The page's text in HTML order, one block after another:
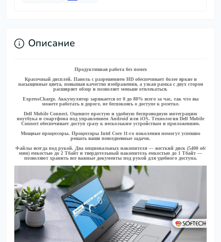
Описание
Продуктивная работа без помех
Красочный дисплей. Панель с разрешением HD обеспечивает более яркие и
насыщенные цвета, повышая качество изображения, а узкая рамка с двух сторон
расширяет обзор и позволяет меньше отвлекаться.
ExpressCharge. Аккумулятор заряжается от 0 до 80% всего за час, так что вы
можете работать в дороге, не беспокоясь о доступе к розетке.
Dell Mobile Connect. Оцените простую и удобную беспроводную интеграцию
ноутбука и смартфона под управлением Android или iOS. Технология Dell Mobile
Connect обеспечивает доступ сразу к нескольким устройствам и приложениям.
Мощные процессоры. Процессоры Intel Core 11-го поколения помогут успешно
решать ваши повседневные задачи.
Файлы всегда под рукой. Два опциональных накопителя — жесткий диск (5400 об/
мин) емкостью до 2 Тбайт и твердотельный накопитель емкостью до 1 Тбайт —
позволяют хранить все важные документы под рукой для удобного доступа.